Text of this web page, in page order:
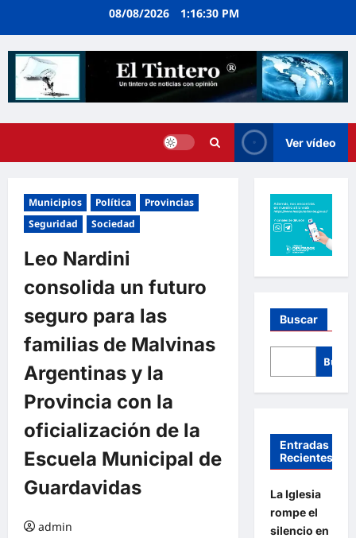
08/08/2026 1:16:31 PM
Ver vídeo
Municipios Política
Provincias
Seguridad
Sociedad
Leo Nardini
consolida un futuro
seguro para las
familias de Malvinas
Argentinas y la
Provincia con la
oficialización de la
Escuela Municipal de
Guardavidas
admin
Buscar
Entradas
Recientes
La Iglesia
rompe el
silencio en